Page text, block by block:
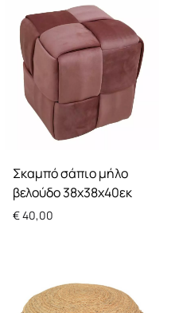
Σκαμπό σάπιο μήλο
βελούδο 38x38x40εκ
€40,00